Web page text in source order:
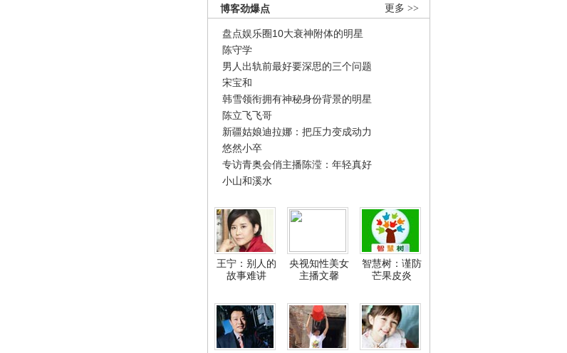
更多 >>
博客劲爆点
盘点娱乐圈10大衰神附体的明星
陈守学
男人出轨前最好要深思的三个问题
宋宝和
韩雪领衔拥有神秘身份背景的明星
陈立飞飞哥
新疆姑娘迪拉娜：把压力变成动力
悠然小卒
专访青奥会俏主播陈滢：年轻真好
小山和溪水
王宁：别人的
故事难讲
央视知性美女
主播文馨
智慧树：谨防
芒果皮炎